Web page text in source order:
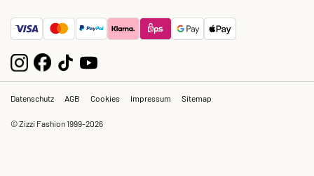
Datenschutz AGB Cookies Impressum Sitemap
© Zizzi Fashion 1999-2026